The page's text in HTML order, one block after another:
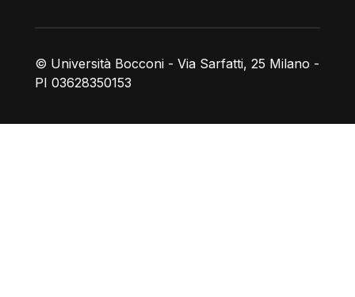
© Università Bocconi - Via Sarfatti, 25 Milano -
PI 03628350153